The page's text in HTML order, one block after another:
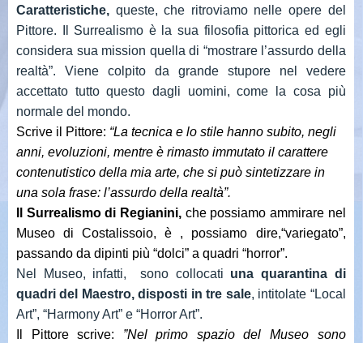
Caratteristiche, queste, che ritroviamo nelle opere del
Pittore. Il Surrealismo è la sua filosofia pittorica ed egli
considera sua mission quella di “mostrare l’assurdo della
realtà”. Viene colpito da grande stupore nel vedere
accettato tutto questo dagli uomini, come la cosa più
normale del mondo.
Scrive il Pittore: “La tecnica e lo stile hanno subito, negli
anni, evoluzioni, mentre è rimasto immutato il carattere
contenutistico della mia arte, che si può sintetizzare in
una sola frase: l’assurdo della realtà”.
Il Surrealismo di Regianini,che possiamo ammirare nel
Museo di Costalissoio, è , possiamo dire,“variegato”,
passando da dipinti più “dolci” a quadri “horror”.
Nel Museo, infatti, sono collocati una quarantina di
quadri del Maestro, disposti in tre sale, intitolate “Local
Art”, “Harmony Art” e “Horror Art”.
Il Pittore scrive: ”Nel primo spazio del Museo sono